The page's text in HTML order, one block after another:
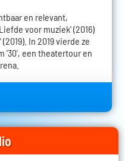
en relevant,
voor muziek' (2016)
In 2019 vierde ze
'30', een theatertour en